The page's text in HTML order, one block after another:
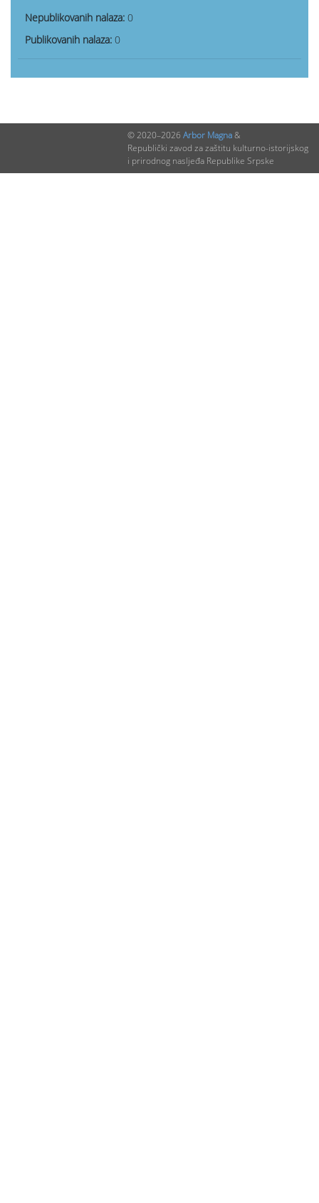
Nepublikovanih nalaza: 0
Publikovanih nalaza: 0
© 2020–2026 Arbor Magna&
Republički zavod za zaštitu kulturno-istorijskog
i prirodnog nasljeđa Republike Srpske